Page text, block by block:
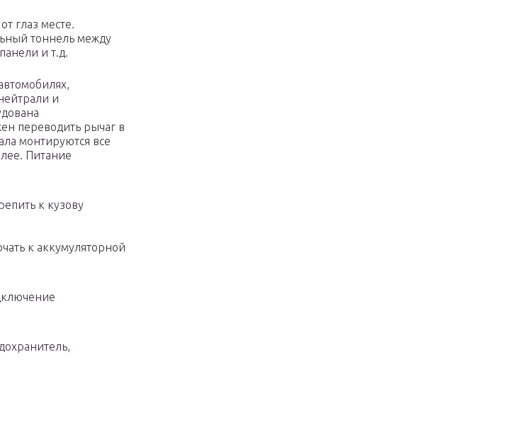
глаз месте.
тоннель между
и т.д.
и
переводить рычаг в
монтируются все
Питание
к кузову
к аккумуляторной